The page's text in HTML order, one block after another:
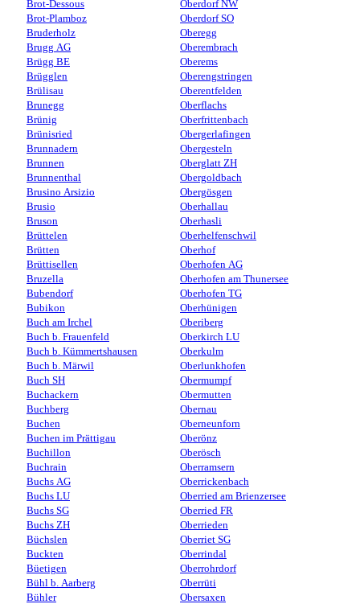
Brot-Dessous
Brot-Plamboz
Bruderholz
Brugg AG
Brügg BE
Brügglen
Brülisau
Brunegg
Brünig
Brünisried
Brunnadern
Brunnen
Brunnenthal
Brusino Arsizio
Brusio
Bruson
Brüttelen
Brütten
Brüttisellen
Bruzella
Bubendorf
Bubikon
Buch am Irchel
Buch b. Frauenfeld
Buch b. Kümmertshausen
Buch b. Märwil
Buch SH
Buchackern
Buchberg
Buchen
Buchen im Prättigau
Buchillon
Buchrain
Buchs AG
Buchs LU
Buchs SG
Buchs ZH
Büchslen
Buckten
Büetigen
Bühl b. Aarberg
Bühler
Oberdorf NW
Oberdorf SO
Oberegg
Oberembrach
Oberems
Oberengstringen
Oberentfelden
Oberflachs
Oberfrittenbach
Obergerlafingen
Obergesteln
Oberglatt ZH
Obergoldbach
Obergösgen
Oberhallau
Oberhasli
Oberhelfenschwil
Oberhof
Oberhofen AG
Oberhofen am Thunersee
Oberhofen TG
Oberhünigen
Oberiberg
Oberkirch LU
Oberkulm
Oberlunkhofen
Obermumpf
Obermutten
Obernau
Oberneunforn
Oberönz
Oberösch
Oberramsern
Oberrickenbach
Oberried am Brienzersee
Oberried FR
Oberrieden
Oberriet SG
Oberrindal
Oberrohrdorf
Oberrüti
Obersaxen